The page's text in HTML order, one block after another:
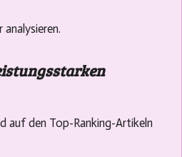
auf den Top-Ranking-Artikeln